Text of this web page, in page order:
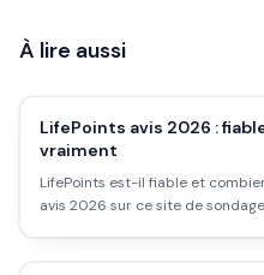
À lire aussi
LifePoints avis 2026 :
vraiment
LifePoints est-il fiable et
avis 2026 sur ce site de